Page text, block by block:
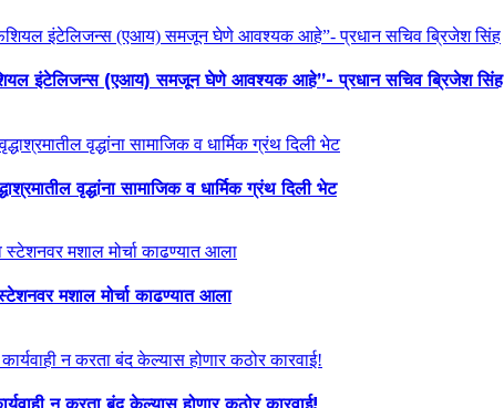
इंटेलिजन्स (एआय) समजून घेणे आवश्यक आहे”- प्रधान सचिव ब्रिजेश सिंह
वृद्धांना सामाजिक व धार्मिक ग्रंथ दिली भेट
मशाल मोर्चा काढण्यात आला